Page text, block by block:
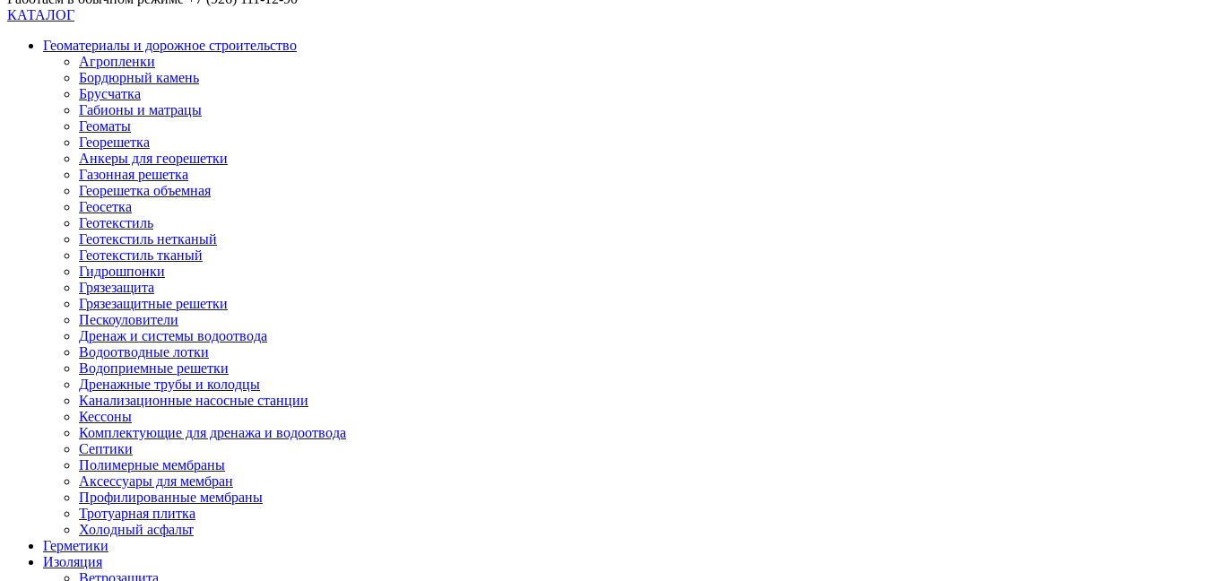
КАТАЛОГ
Геоматериалы и дорожное строительство
Агропленки
Бордюрный камень
Брусчатка
Габионы и матрацы
Геоматы
Георешетка
Анкеры для георешетки
Газонная решетка
Георешетка объемная
Геосетка
Геотекстиль
Геотекстиль нетканый
Геотекстиль тканый
Гидрошпонки
Грязезащита
Грязезащитные решетки
Пескоуловители
Дренаж и системы водоотвода
Водоотводные лотки
Водоприемные решетки
Дренажные трубы и колодцы
Канализационные насосные станции
Кессоны
Комплектующие для дренажа и водоотвода
Септики
Полимерные мембраны
Аксессуары для мембран
Профилированные мембраны
Тротуарная плитка
Холодный асфальт
Герметики
Изоляция
Ветрозащита